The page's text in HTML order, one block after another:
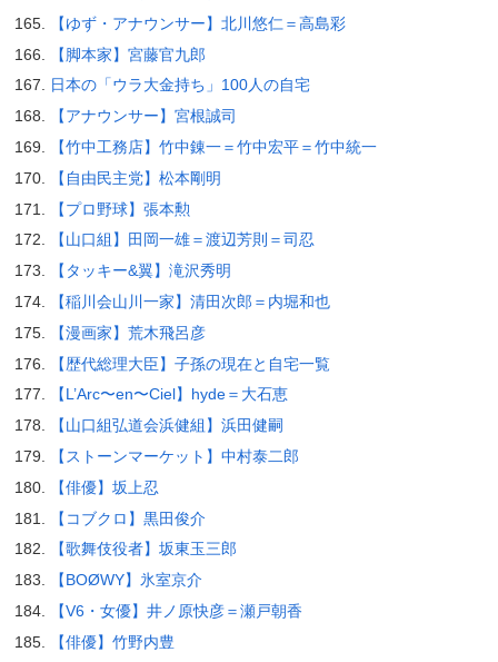
【ゆず・アナウンサー】北川悠仁＝高島彩
【脚本家】宮藤官九郎
日本の「ウラ大金持ち」100人の自宅
【アナウンサー】宮根誠司
【竹中工務店】竹中錬一＝竹中宏平＝竹中統一
【自由民主党】松本剛明
【プロ野球】張本勲
【山口組】田岡一雄＝渡辺芳則＝司忍
【タッキー&翼】滝沢秀明
【稲川会山川一家】清田次郎＝内堀和也
【漫画家】荒木飛呂彦
【歴代総理大臣】子孫の現在と自宅一覧
【L’Arc〜en〜Ciel】hyde＝大石恵
【山口組弘道会浜健組】浜田健嗣
【ストーンマーケット】中村泰二郎
【俳優】坂上忍
【コブクロ】黒田俊介
【歌舞伎役者】坂東玉三郎
【BOØWY】氷室京介
【V6・女優】井ノ原快彦＝瀬戸朝香
【俳優】竹野内豊